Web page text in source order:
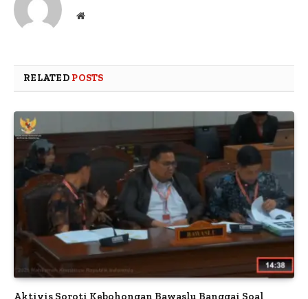
Website
RELATED POSTS
Aktivis Soroti Kebohongan Bawaslu Banggai Soal